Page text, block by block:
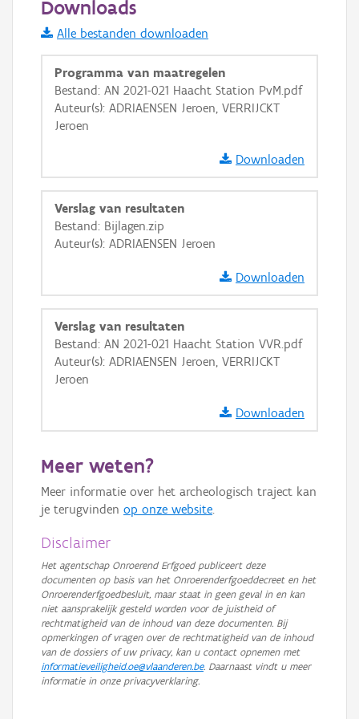
Informatie Vlaanderen
i
+ −
Basis Lagen
Ortho
GRB-Basiskaart in grijswaarden
Downloads
Alle bestanden downloaden
Programma van maatregelen
Bestand: AN 2021-021 Haacht Station PvM.pdf
Auteur(s): ADRIAENSEN Jeroen, VERRIJCKT
Jeroen
Downloaden
Verslag van resultaten
Bestand: Bijlagen.zip
Auteur(s): ADRIAENSEN Jeroen
Downloaden
Verslag van resultaten
Bestand: AN 2021-021 Haacht Station VVR.pdf
Auteur(s): ADRIAENSEN Jeroen, VERRIJCKT
Jeroen
Downloaden
Meer weten?
Meer informatie over het archeologisch traject kan
je terugvinden op onze website.
Disclaimer
Het agentschap Onroerend Erfgoed publiceert deze
documenten op basis van het Onroerenderfgoeddecreet en het
Onroerenderfgoedbesluit, maar staat in geen geval in en kan
niet aansprakelijk gesteld worden voor de juistheid of
rechtmatigheid van de inhoud van deze documenten. Bij
opmerkingen of vragen over de rechtmatigheid van de inhoud
van de dossiers of uw privacy, kan u contact opnemen met
informatieveiligheid.oe@vlaanderen.be. Daarnaast vindt u meer
informatie in onze privacyverklaring.